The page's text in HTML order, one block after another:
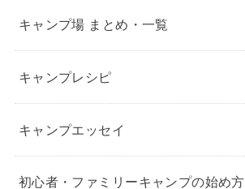
キャンプ場 まとめ・一覧
キャンプレシピ
キャンプエッセイ
初心者・ファミリーキャンプの始め方